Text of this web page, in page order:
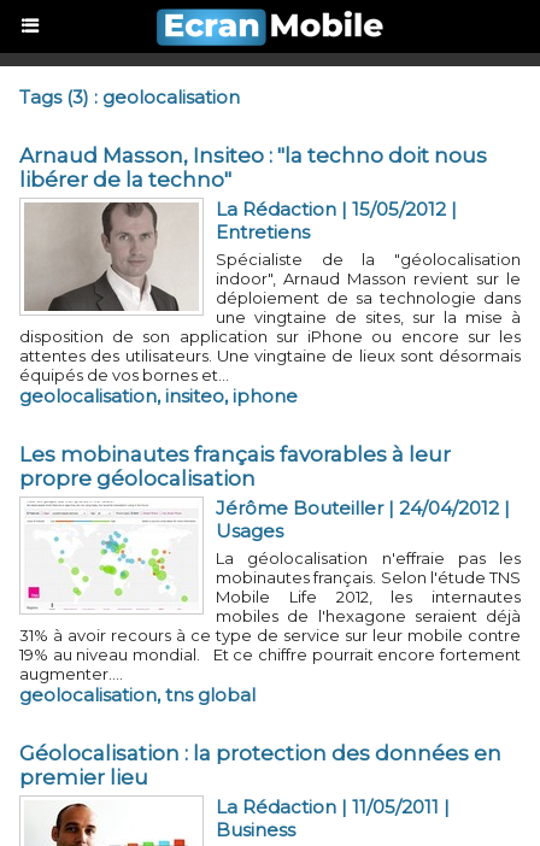
Tags (3) : geolocalisation
Arnaud Masson, Insiteo : "la techno doit nous
libérer de la techno"
La Rédaction | 15/05/2012 |
Entretiens
Spécialiste de la "géolocalisation
indoor", Arnaud Masson revient sur le
déploiement de sa technologie dans
une vingtaine de sites, sur la mise à
disposition de son application sur iPhone ou encore sur les
attentes des utilisateurs. Une vingtaine de lieux sont désormais
équipés de vos bornes et...
geolocalisation,insiteo,iphone
Les mobinautes français favorables à leur
propre géolocalisation
Jérôme Bouteiller| 24/04/2012 |
Usages
La géolocalisation n'effraie pas les
mobinautes français. Selon l'étude TNS
Mobile Life 2012, les internautes
mobiles de l'hexagone seraient déjà
31% à avoir recours à ce type de service sur leur mobile contre
19% au niveau mondial. Et ce chiffre pourrait encore fortement
augmenter....
geolocalisation,tns global
Géolocalisation : la protection des données en
premier lieu
La Rédaction | 11/05/2011 |
Business